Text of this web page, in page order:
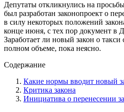
Депутаты откликнулись на
был разработан законопроект о
в силу некоторых положений
конце июня, с тех пор документ в
Заработает ли новый закон о такси
полном объеме, пока неясно.
Содержание
Какие нормы вводит новый
Критика закона
Инициатива о перенесении